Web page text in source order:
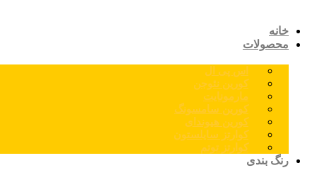
خانه
محصولات
اس پی ال
کورین نئوجن
مارمونایت
کورین سامسونگ
کورین هیوندای
کوارتز سایلستون
کوارتز توتم
رنگ بندی